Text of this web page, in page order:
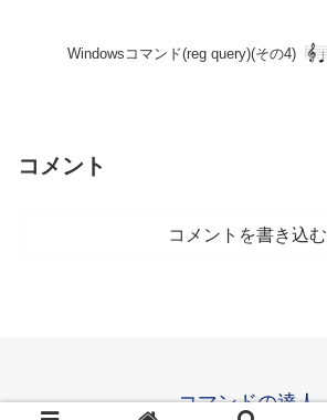
Windowsコマンド(reg query)(その4)
コメント
コメントを書き込む
コマンドの達人